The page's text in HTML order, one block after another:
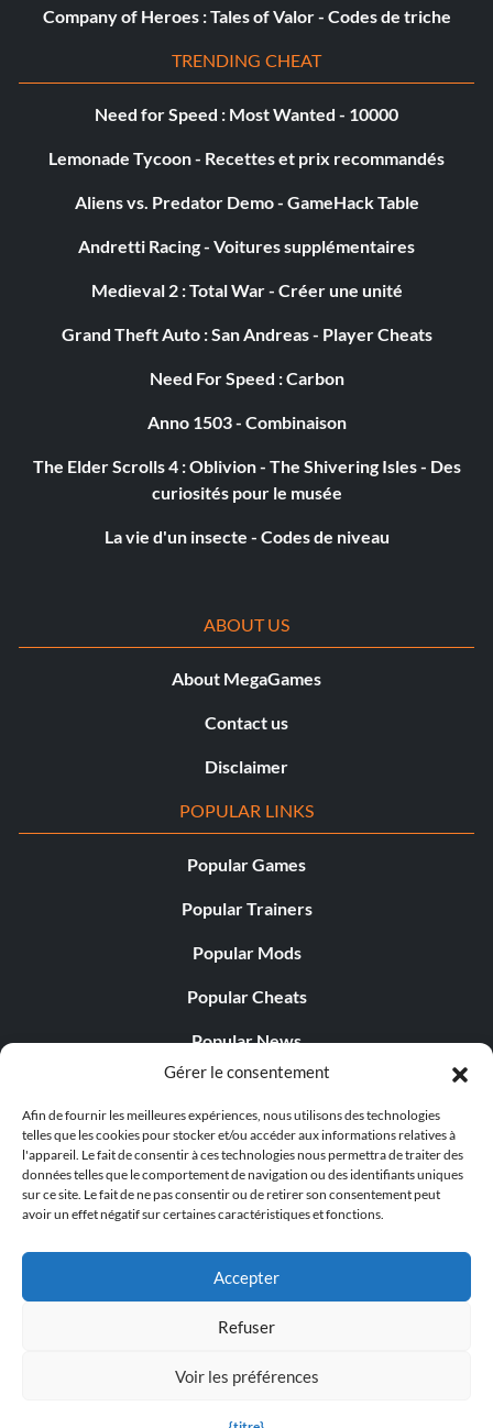
Gérer le consentement
Afin de fournir les meilleures expériences, nous utilisons des technologies
telles que les cookies pour stocker et/ou accéder aux informations relatives à
l'appareil. Le fait de consentir à ces technologies nous permettra de traiter des
données telles que le comportement de navigation ou des identifiants uniques
sur ce site. Le fait de ne pas consentir ou de retirer son consentement peut
avoir un effet négatif sur certaines caractéristiques et fonctions.
Accepter
Refuser
Voir les préférences
Company of Heroes : Tales of Valor - Codes de triche
TRENDING CHEAT
Need for Speed : Most Wanted - 10000
Lemonade Tycoon - Recettes et prix recommandés
Aliens vs. Predator Demo - GameHack Table
Andretti Racing - Voitures supplémentaires
Medieval 2 : Total War - Créer une unité
Grand Theft Auto : San Andreas - Player Cheats
Need For Speed : Carbon
Anno 1503 - Combinaison
The Elder Scrolls 4 : Oblivion - The Shivering Isles - Des
curiosités pour le musée
La vie d'un insecte - Codes de niveau
ABOUT US
About MegaGames
Contact us
Disclaimer
POPULAR LINKS
Popular Games
Popular Trainers
Popular Mods
Popular Cheats
Popular News
Popular Editorials
Popular Free Games
LATEST UPDATES
Terms of Service